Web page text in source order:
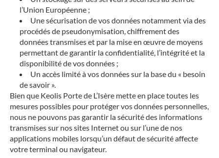
l’Union Européenne ;
Une sécurisation de vos données notamment via des
procédés de pseudonymisation, chiffrement des
données transmises et par la mise en œuvre de moyens
permettant de garantir la confidentialité, l’intégrité et la
disponibilité de vos données ;
Un accès limité à vos données sur la base du « besoin
de savoir ».
Bien que Keolis Porte de L’Isère mette en place toutes les
mesures possibles pour protéger vos données personnelles,
nous ne pouvons pas garantir la sécurité des informations
transmises sur nos sites Internet ou sur l’une de nos
applications mobiles lorsqu’un défaut de sécurité affecte
votre terminal ou navigateur.